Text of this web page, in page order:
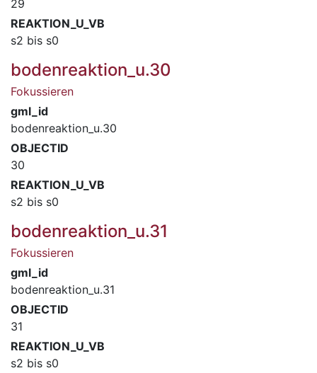
29
REAKTION_U_VB
s2 bis s0
bodenreaktion_u.30
Fokussieren
gml_id
bodenreaktion_u.30
OBJECTID
30
REAKTION_U_VB
s2 bis s0
bodenreaktion_u.31
Fokussieren
gml_id
bodenreaktion_u.31
OBJECTID
31
REAKTION_U_VB
s2 bis s0